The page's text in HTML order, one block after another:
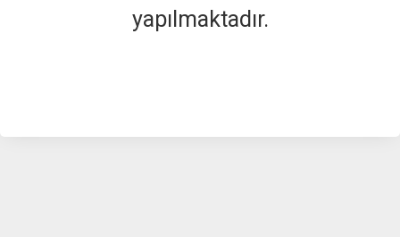
yapılmaktadır.